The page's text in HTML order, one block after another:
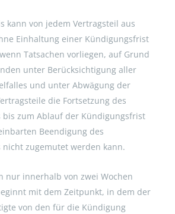
kann von jedem Vertragsteil aus
Einhaltung einer Kündigungsfrist
Tatsachen vorliegen, auf Grund
unter Berücksichtigung aller
und unter Abwägung der
die Fortsetzung des
bis zum Ablauf der Kündigungsfrist
Beendigung des
nicht zugemutet werden kann.
nur innerhalb von zwei Wochen
mit dem Zeitpunkt, in dem der
von den für die Kündigung